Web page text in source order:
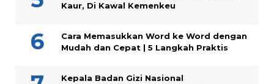
Kaur, Di Kawal Kemenkeu
Cara Memasukkan Word ke Word dengan
Mudah dan Cepat | 5 Langkah Praktis
Kepala Badan Gizi Nasional